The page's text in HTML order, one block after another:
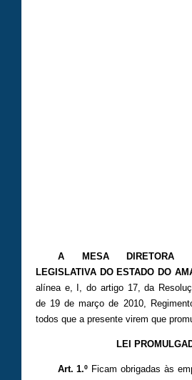
A MESA DIRETORA
LEGISLATIVA DO ESTADO DO
alínea e, I, do artigo 17, da
de 19 de março de 2010,
todos que a presente virem que
LEI
Art. 1.º Ficam obrigadas às